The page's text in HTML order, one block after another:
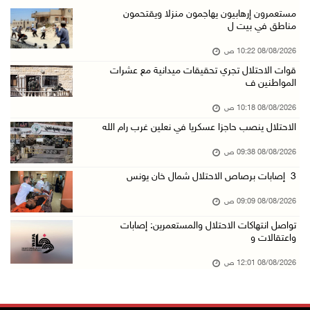
قوات الاحتلال تقتحم بيت لحم
قوات الاحتلال تعتقل طفلا من قرية عنزا جنوب جن ...
07/آب/2026 10:17 م
نادي الأسير: تجديد أمرَ منع زيارات الأسرى إجر ...
مستعمرون إرهابيون يهاجمون منزلا ويقتحمون
مناطق في بيت ل
08/08/2026 10:22 ص
قوات الاحتلال تجري تحقيقات ميدانية مع عشرات
المواطنين ف
08/08/2026 10:18 ص
الاحتلال ينصب حاجزا عسكريا في نعلين غرب رام الله
08/08/2026 09:38 ص
3 إصابات برصاص الاحتلال شمال خان يونس
08/08/2026 09:09 ص
تواصل انتهاكات الاحتلال والمستعمرين: إصابات
واعتقالات و
08/08/2026 12:01 ص